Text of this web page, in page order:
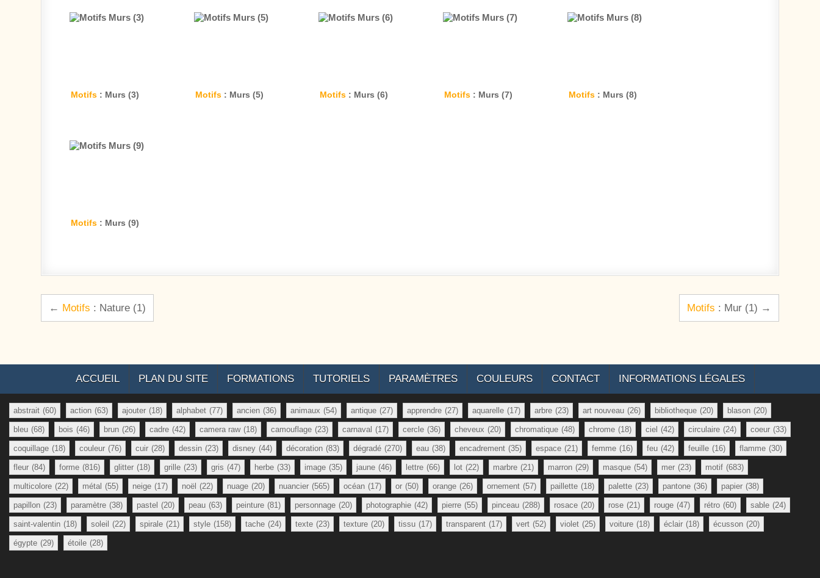
Motifs : Murs (3) Motifs : Murs (5) Motifs : Murs (6) Motifs : Murs (7) Motifs : Murs (8)
Motifs : Murs (9)
Navigation de l’article Motifs : Mur (1) →
← Motifs : Nature (1)
ACCUEIL PLAN DU SITE FORMATIONS TUTORIELS PARAMÈTRES COULEURS CONTACT INFORMATIONS LÉGALES
abstrait (60) action (63) ajouter (18) alphabet (77) ancien (36) animaux (54) antique (27) apprendre (27) aquarelle (17) arbre (23) art nouveau (26) bibliotheque (20) blason (20)
bleu (68) bois (46) brun (26) cadre (42) camera raw (18) camouflage (23) carnaval (17) cercle (36) cheveux (20) chromatique (48) chrome (18) ciel (42) circulaire (24) coeur (33)
coquillage (18) couleur (76) cuir (28) dessin (23) disney (44) décoration (83) dégradé (270) eau (38) encadrement (35) espace (21) femme (16) feu (42) feuille (16) flamme (30)
fleur (84) forme (816) glitter (18) grille (23) gris (47) herbe (33) image (35) jaune (46) lettre (66) lot (22) marbre (21) marron (29) masque (54) mer (23) motif (683)
multicolore (22) métal (55) neige (17) noël (22) nuage (20) nuancier (565) océan (17) or (50) orange (26) ornement (57) paillette (18) palette (23) pantone (36) papier (38)
papillon (23) paramètre (38) pastel (20) peau (63) peinture (81) personnage (20) photographie (42) pierre (55) pinceau (288) rosace (20) rose (21) rouge (47) rétro (60) sable (24)
saint-valentin (18) soleil (22) spirale (21) style (158) tache (24) texte (23) texture (20) tissu (17) transparent (17) vert (52) violet (25) voiture (18) éclair (18) écusson (20)
égypte (29) étoile (28)